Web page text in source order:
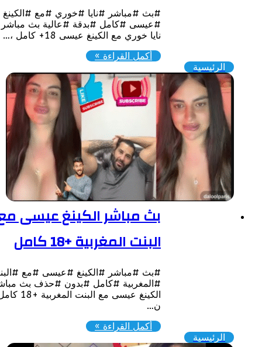
#بث #مباشر #نايا #خوري #مع #الكينغ
#عيسى #كامل #بدقة #عالية بث مباشر
نايا خوري مع الكينغ عيسى 18+ كامل ،…
أكمل القراءة »
الرئيسية
بث مباشر الكينغ عيسى مع
البنت المغربية +18 كامل
#بث #مباشر #الكينغ #عيسى #مع #البنت
#المغربية #كامل #بدون #حذف بث مباشر
الكينغ عيسى مع البنت المغربية +18 كامل
أكمل القراءة »
الرئيسية